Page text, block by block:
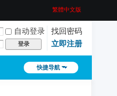
繁體中文版
自动登录
找回密码
登录 立即注册
快捷导航